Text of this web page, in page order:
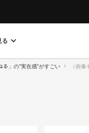
る
」の“実在感”がすごい （画像ギ